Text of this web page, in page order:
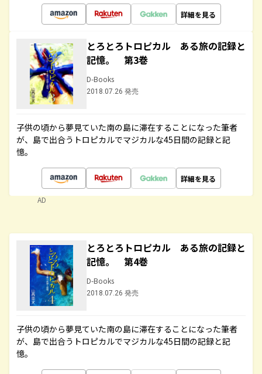
詳細を見る
とろとろトロピカル ある旅の記録と
記憶。 第3巻
D-Books
2018.07.26 発売
子供の頃から夢見ていた南の島に滞在することになった筆者
が、島で出合うトロピカルでマジカルな45日間の記録と記
憶。
詳細を見る
AD
とろとろトロピカル ある旅の記録と
記憶。 第4巻
D-Books
2018.07.26 発売
子供の頃から夢見ていた南の島に滞在することになった筆者
が、島で出合うトロピカルでマジカルな45日間の記録と記
憶。